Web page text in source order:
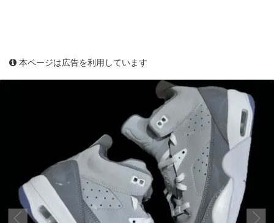
本ページは広告を利用しています